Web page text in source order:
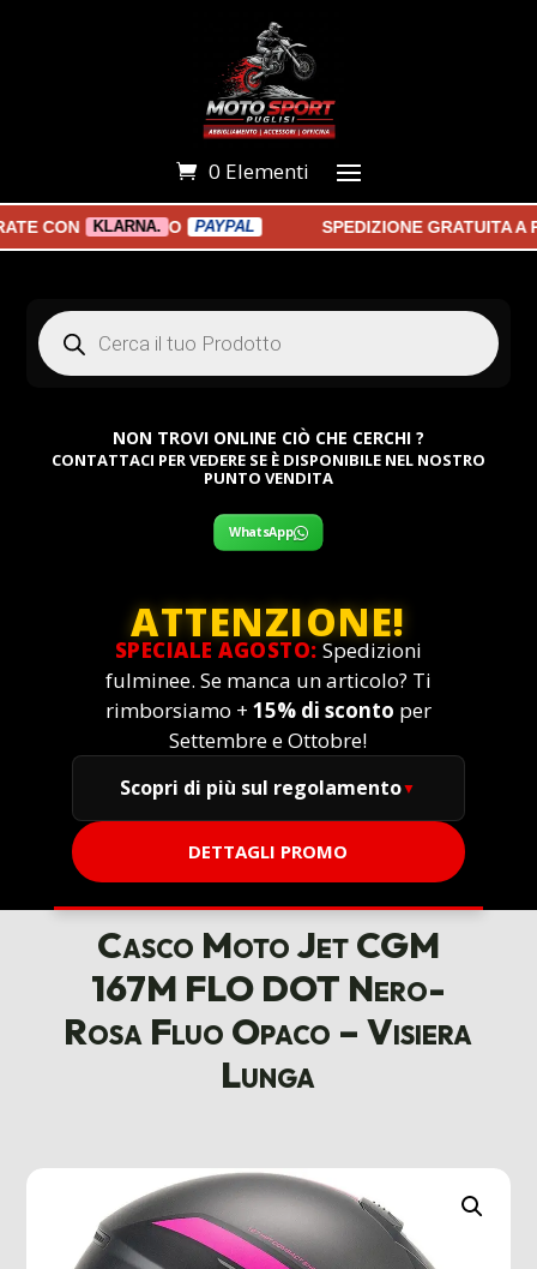
0 Elementi
CON KLARNA. O PAYPAL SPEDIZIONE GRATUITA A
Products
search
NON TROVI ONLINE CIÒ CHE CERCHI ?
CONTATTACI PER VEDERE SE È DISPONIBILE NEL NOSTRO
PUNTO VENDITA
WhatsApp
ATTENZIONE!
SPECIALE AGOSTO: Spedizioni
fulminee. Se manca un articolo? Ti
rimborsiamo + 15% di sconto per
Settembre e Ottobre!
Scopri di più sul regolamento
DETTAGLI PROMO
Casco Moto Jet CGM
167M FLO DOT Nero-
Rosa Fluo Opaco – Visiera
Lunga